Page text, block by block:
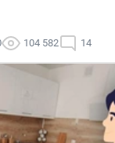
104 582 14